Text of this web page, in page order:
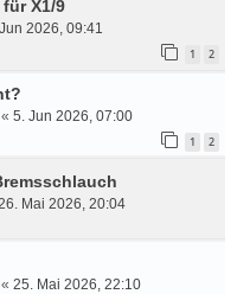
X1/9
2026, 09:41
1 2
« 5. Jun 2026, 07:00
1 2
Mai 2026, 20:04
« 25. Mai 2026, 22:10